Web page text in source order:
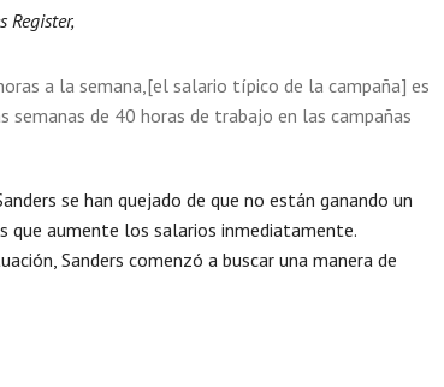
Register,
a la semana,[el salario típico de la campaña] es
semanas de 40 horas de trabajo en las campañas
se han quejado de que no están ganando un
que aumente los salarios inmediatamente.
Sanders comenzó a buscar una manera de